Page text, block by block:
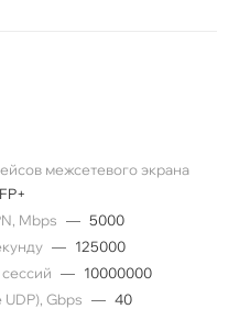
межсетевого экрана
Mbps — 5000
— 125000
— 10000000
Gbps — 40